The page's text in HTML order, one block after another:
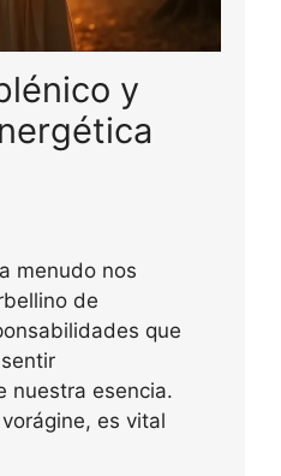
y
menudo nos
de
que
nuestra esencia.
es vital